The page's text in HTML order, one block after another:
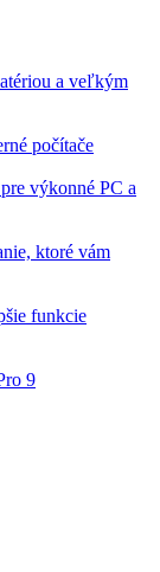
a veľkým
počítače
výkonné PC a
ktoré vám
funkcie
9